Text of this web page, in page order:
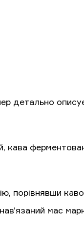
детально
порівнявши
мас